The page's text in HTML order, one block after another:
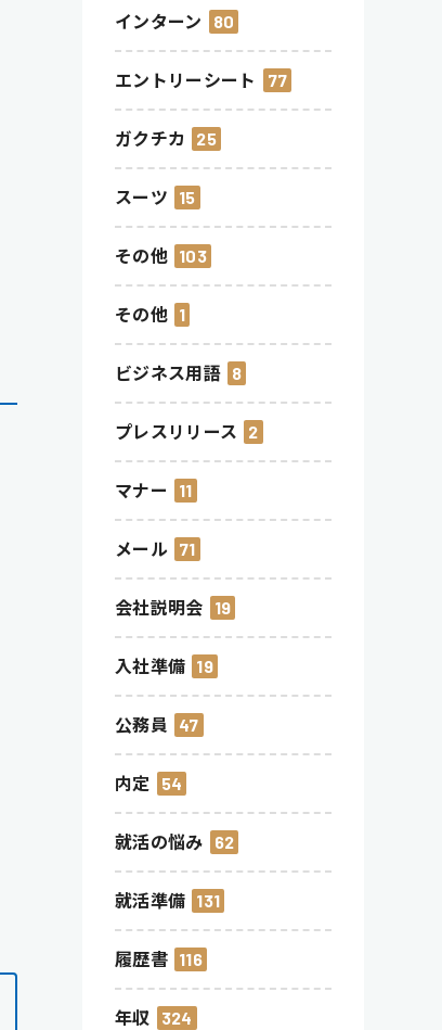
インターン 80
エントリーシート 77
ガクチカ 25
スーツ 15
その他 103
その他 1
ビジネス用語 8
プレスリリース 2
マナー 11
メール 71
会社説明会 19
入社準備 19
公務員 47
内定 54
就活の悩み 62
就活準備 131
履歴書 116
年収 324